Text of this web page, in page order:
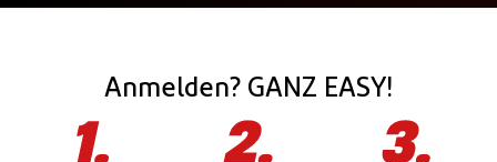
Anmelden? GANZ EASY!